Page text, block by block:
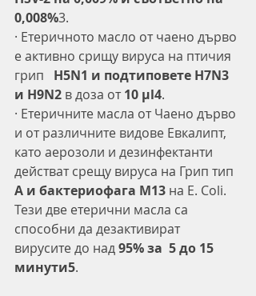
0,008%3.
· Етеричното масло от чаено дърво
е активно срищу вируса на птичия
грип
H5N1 и подтиповете H7N3
и H9N2 в доза от 10 μl4.
· Етеричните масла от Чаено дърво
и от различните видове Евкалипт,
като аерозоли и дезинфектанти
действат срещу вируса на Грип тип
A и бактериофага M13 на E. Coli.
Тези две етерични масла са
способни да дезактивират
вирусите до над 95% за  5 до 15
минути5.